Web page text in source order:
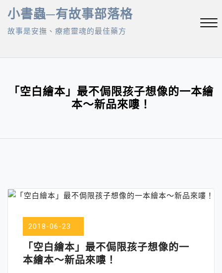
Skip
content
小書蟲─有故事部落格
故事是安撫、療癒靈魂的最佳藥方
「空白繪本」最不侷限孩子想像的一本繪
本～新品來嘍！
2018-06-23
「空白繪本」最不侷限孩子想像的一
本繪本～新品來嘍！